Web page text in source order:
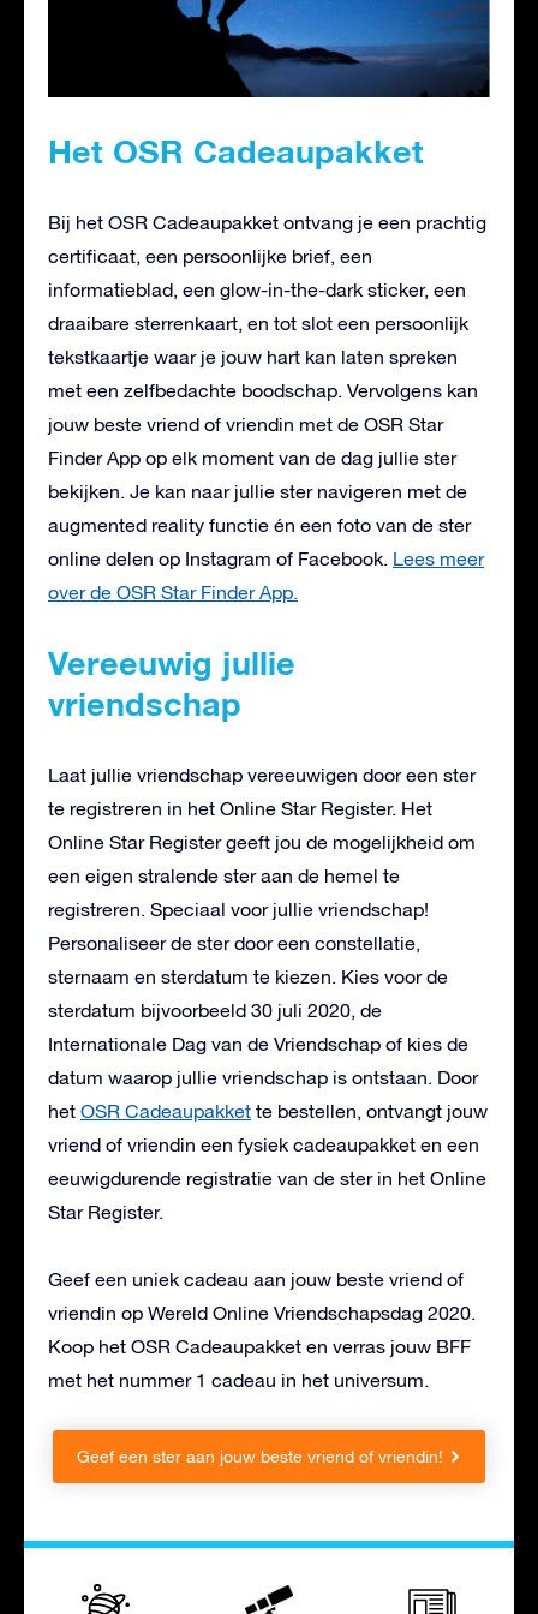
Het OSR Cadeaupakket
Bij het OSR Cadeaupakket ontvang je een prachtig
certificaat, een persoonlijke brief, een
informatieblad, een glow-in-the-dark sticker, een
draaibare sterrenkaart, en tot slot een persoonlijk
tekstkaartje waar je jouw hart kan laten spreken
met een zelfbedachte boodschap. Vervolgens kan
jouw beste vriend of vriendin met de OSR Star
Finder App op elk moment van de dag jullie ster
bekijken. Je kan naar jullie ster navigeren met de
augmented reality functie én een foto van de ster
online delen op Instagram of Facebook. Lees meer
over de OSR Star Finder App.
Vereeuwig jullie
vriendschap
Laat jullie vriendschap vereeuwigen door een ster
te registreren in het Online Star Register. Het
Online Star Register geeft jou de mogelijkheid om
een eigen stralende ster aan de hemel te
registreren. Speciaal voor jullie vriendschap!
Personaliseer de ster door een constellatie,
sternaam en sterdatum te kiezen. Kies voor de
sterdatum bijvoorbeeld 30 juli 2020, de
Internationale Dag van de Vriendschap of kies de
datum waarop jullie vriendschap is ontstaan. Door
het OSR Cadeaupakket te bestellen, ontvangt jouw
vriend of vriendin een fysiek cadeaupakket en een
eeuwigdurende registratie van de ster in het Online
Star Register.
Geef een uniek cadeau aan jouw beste vriend of
vriendin op Wereld Online Vriendschapsdag 2020.
Koop het OSR Cadeaupakket en verras jouw BFF
met het nummer 1 cadeau in het universum.
Geef een ster aan jouw beste vriend of vriendin!